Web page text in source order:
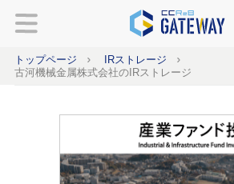
トップページ
IRストレージ
古河機械金属株式会社のIRストレージ